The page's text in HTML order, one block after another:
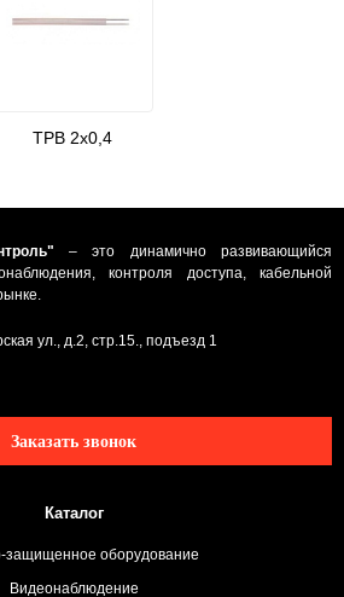
ТРВ 2х0,4
– это динамично развивающийся
контроля доступа, кабельной
ул., д.2, стр.15., подъезд 1
Заказать звонок
Каталог
защищенное оборудование
Видеонаблюдение